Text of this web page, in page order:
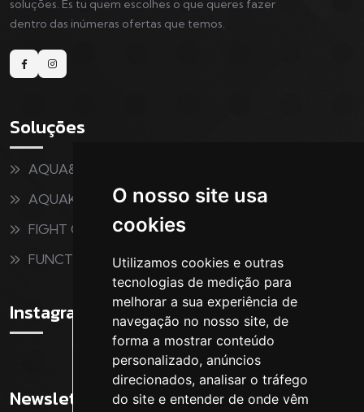
O nosso site usa
cookies
Utilizamos cookies e outras
tecnologias de medição para
melhorar a sua experiência de
navegação no nosso site, de
forma a mostrar conteúdo
personalizado, anúncios
direcionados, analisar o tráfego
do site e entender de onde vêm
soluções. És tu quem escolhes o que queres fazer
dentro das inúmeras ofertas que temos.
Soluções
AQUA&FITNESS
AQUAKIDS
FIGHT CLUB
FUNCTIONAL
Instagram
Newsletter